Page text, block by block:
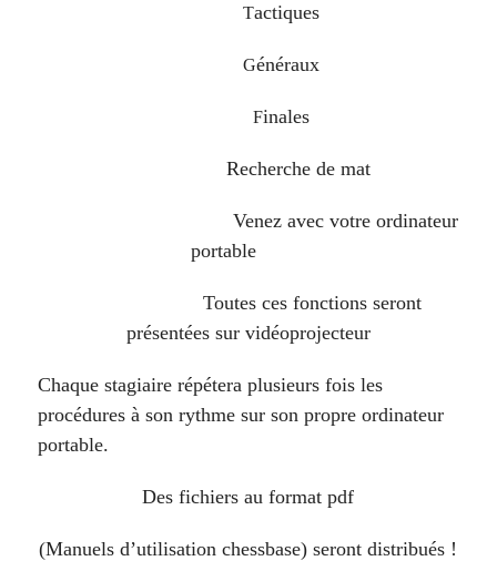
Tactiques
Généraux
Finales
Recherche de mat
Venez avec votre ordinateur
portable
Toutes ces fonctions seront
présentées sur vidéoprojecteur
Chaque stagiaire répétera plusieurs fois les
procédures à son rythme sur son propre ordinateur
portable.
Des fichiers au format pdf
(Manuels d’utilisation chessbase) seront distribués !